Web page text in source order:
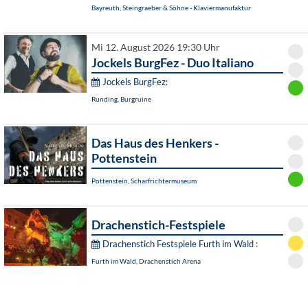
Bayreuth, Steingraeber & Söhne - Klaviermanufaktur
Mi 12. August 2026 19:30 Uhr
Jockels BurgFez - Duo Italiano
Jockels BurgFez:
Runding, Burgruine
Das Haus des Henkers -
Pottenstein
Pottenstein, Scharfrichtermuseum
Drachenstich-Festspiele
Drachenstich Festspiele Furth im Wald :
Furth im Wald, Drachenstich Arena